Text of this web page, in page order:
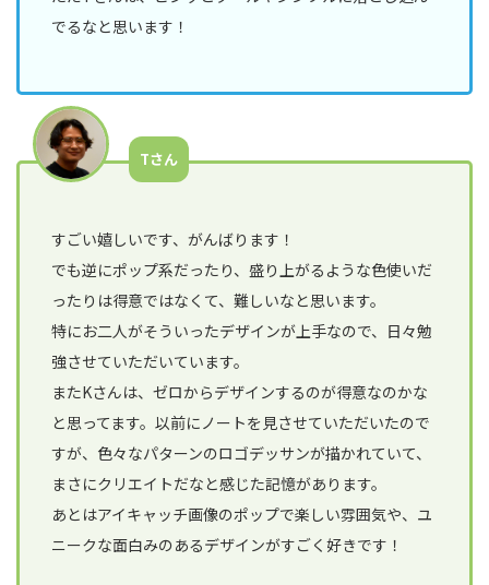
でるなと思います！
Tさん
すごい嬉しいです、がんばります！
でも逆にポップ系だったり、盛り上がるような色使いだ
ったりは得意ではなくて、難しいなと思います。
特にお二人がそういったデザインが上手なので、日々勉
強させていただいています。
またKさんは、ゼロからデザインするのが得意なのかな
と思ってます。以前にノートを見させていただいたので
すが、色々なパターンのロゴデッサンが描かれていて、
まさにクリエイトだなと感じた記憶があります。
あとはアイキャッチ画像のポップで楽しい雰囲気や、ユ
ニークな面白みのあるデザインがすごく好きです！